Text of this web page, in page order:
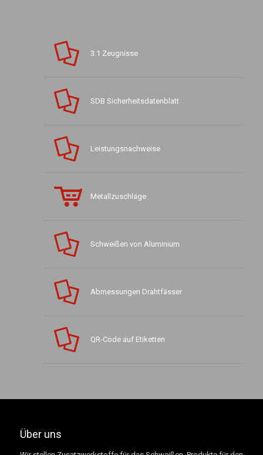
3.1 Zeugnisse
SDB Sicherheitsdatenblatt
Leistungsnachweise
Metallzuschläge
Schweißen von Aluminium
Abmessungen Drahtfässer
QR-Code auf Etiketten
Über uns